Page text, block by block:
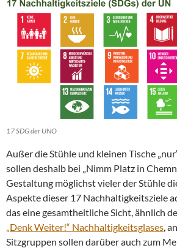
17 SDG der UNO
Außer die Stühle und kleinen Tische
sollen deshalb bei „Nimm Platz in
Gestaltung möglichst vieler der Stühle
Aspekte dieser 17 Nachhaltigkeitsziele
das eine gesamtheitliche Sicht, ähnlich
„Denk Weiter!“ Nachhaltigkeitsglases ,
Sitzgruppen sollen darüber auch zum